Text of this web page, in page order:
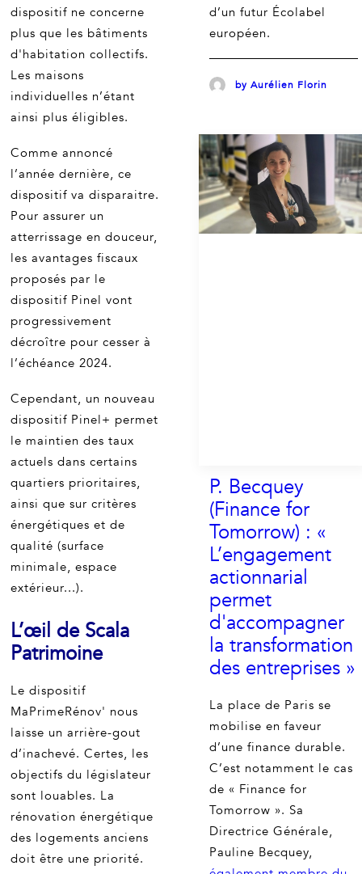
dispositif ne concerne
plus que les bâtiments
d'habitation collectifs.
Les maisons
individuelles n’étant
ainsi plus éligibles.
Comme annoncé
l’année dernière, ce
dispositif va disparaitre.
Pour assurer un
atterrissage en douceur,
les avantages fiscaux
proposés par le
dispositif Pinel vont
progressivement
décroître pour cesser à
l’échéance 2024.
Cependant, un nouveau
dispositif Pinel+ permet
le maintien des taux
actuels dans certains
quartiers prioritaires,
ainsi que sur critères
énergétiques et de
qualité (surface
minimale, espace
extérieur...).
L’œil de Scala
Patrimoine
Le dispositif
MaPrimeRénov' nous
laisse un arrière-gout
d’inachevé. Certes, les
objectifs du législateur
sont louables. La
rénovation énergétique
des logements anciens
doit être une priorité.
d’un futur Écolabel
européen.
by Aurélien Florin
P. Becquey
(Finance for
Tomorrow) : «
L’engagement
actionnarial
permet
d'accompagner
la transformation
des entreprises »
La place de Paris se
mobilise en faveur
d’une finance durable.
C’est notamment le cas
de « Finance for
Tomorrow ». Sa
Directrice Générale,
Pauline Becquey,